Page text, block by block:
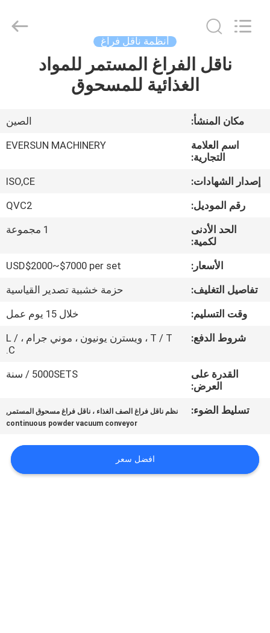
مسكن
عرض
الافتراضي
معلومات
جولة
في
المعمل
الجودة
اتصل
اطلب
أنظمة ناقل فراغ
ناقل الفراغ المستمر للمواد
الغذائية للمسحوق
مكان المنشأ:
الصين
اسم العلامة
التجارية:
EVERSUN MACHINERY
إصدار الشهادات:
ISO,CE
رقم الموديل:
QVC2
الحد الأدنى
لكمية:
1 مجموعة
الأسعار:
USD$2000~$7000 per set
تفاصيل التغليف:
حزمة خشبية تصدير القياسية
وقت التسليم:
خلال 15 يوم عمل
شروط الدفع:
T / T ، ويسترن يونيون ، موني جرام ، L /
C.
القدرة على
العرض:
5000SETS / سنة
تسليط الضوء: نظم ناقل فراغ الصف الغذاء ، ناقل فراغ مسحوق المستمر ,
continuous powder vacuum conveyor
افضل سعر